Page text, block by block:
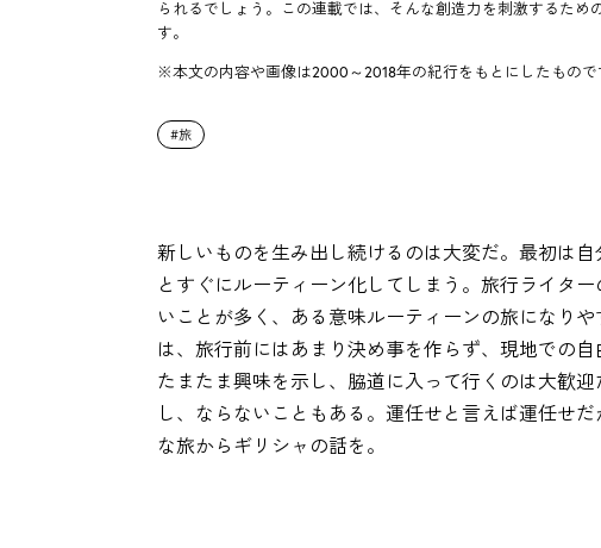
られるでしょう。この連載では、そんな創造力を刺激するため
す。
※本文の内容や画像は2000～2018年の紀行をもとにしたもので
旅
新しいものを生み出し続けるのは大変だ。最初は
とすぐにルーティーン化してしまう。旅行ライタ
いことが多く、ある意味ルーティーンの旅になり
は、旅行前にはあまり決め事を作らず、現地での
たまたま興味を示し、脇道に入って行くのは大歓
し、ならないこともある。運任せと言えば運任せ
な旅からギリシャの話を。